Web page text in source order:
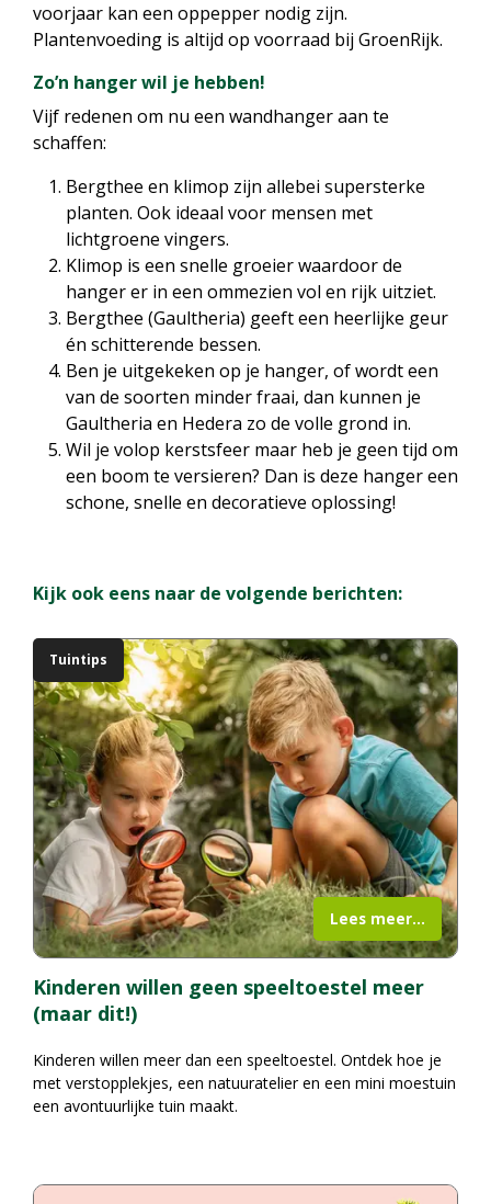
voorjaar kan een oppepper nodig zijn.
Plantenvoeding is altijd op voorraad bij GroenRijk.
Zo’n hanger wil je hebben!
Vijf redenen om nu een wandhanger aan te
schaffen:
Bergthee en klimop zijn allebei supersterke
planten. Ook ideaal voor mensen met
lichtgroene vingers.
Klimop is een snelle groeier waardoor de
hanger er in een ommezien vol en rijk uitziet.
Bergthee (Gaultheria) geeft een heerlijke geur
én schitterende bessen.
Ben je uitgekeken op je hanger, of wordt een
van de soorten minder fraai, dan kunnen je
Gaultheria en Hedera zo de volle grond in.
Wil je volop kerstsfeer maar heb je geen tijd om
een boom te versieren? Dan is deze hanger een
schone, snelle en decoratieve oplossing!
Kijk ook eens naar de volgende berichten:
Kinderen willen geen speeltoestel meer
(maar dit!)
Tuintips
Kinderen willen meer dan een speeltoestel. Ontdek hoe je
met verstopplekjes, een natuuratelier en een mini moestuin
een avontuurlijke tuin maakt.
Lees meer...